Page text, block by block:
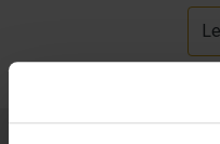
wooncomplex is
voorzieningen zoals
openlucht
minuten rijden. Dit